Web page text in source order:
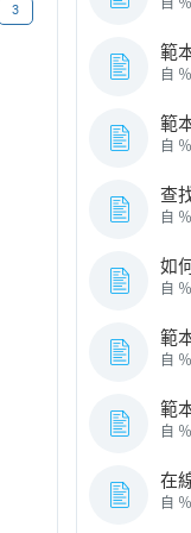
3 自
範
自
範
自
查
自
如
自
範
自
範
自
在
自